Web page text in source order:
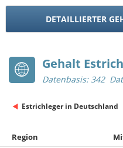
DETAILLIERTER
Gehalt
Datenbasis: 342
Estrichleger in Deutschland
Region